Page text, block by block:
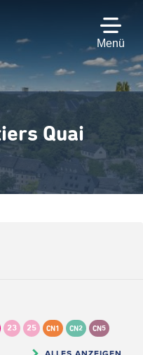
Menü
Quai
23 25 CN1 CN2 CN5